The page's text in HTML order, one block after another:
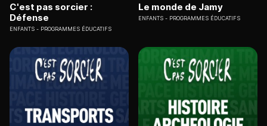
C'est pas sorcier :
Défense
ENFANTS PROGRAMMES ÉDUCATIFS
Le monde de Jamy
ENFANTS PROGRAMMES ÉDUCATIFS